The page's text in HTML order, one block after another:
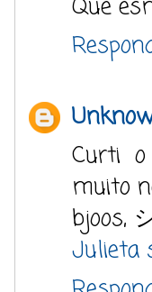
Que
Curti
muito
bjoos,
Julieta